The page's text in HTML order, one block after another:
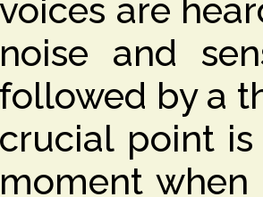
voices are
noise and
followed by a
crucial point is
moment